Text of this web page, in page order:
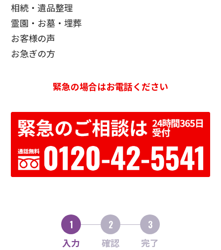
相続・遺品整理
霊園・お墓・埋葬
お客様の声
お急ぎの方
緊急の場合はお電話ください
1
入力
2
確認
3
完了